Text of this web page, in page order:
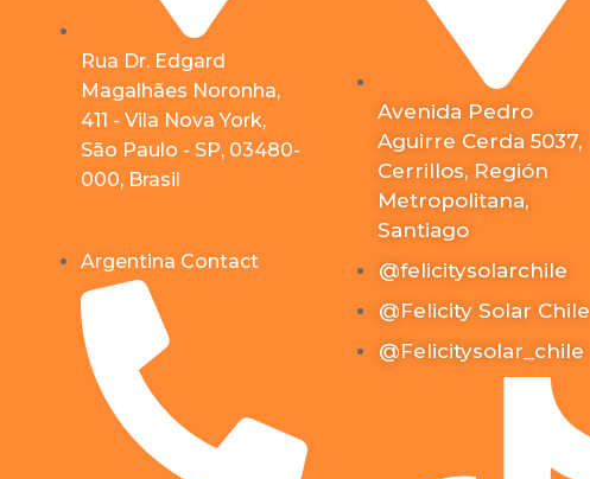
Rua Dr. Edgard
Magalhães Noronha,
411 - Vila Nova York,
São Paulo - SP, 03480-
000, Brasil
Argentina Contact
Avenida Pedro
Aguirre Cerda 5037,
Cerrillos, Región
Metropolitana,
Santiago
@felicitysolarchile
@Felicity Solar Chile
@Felicitysolar_chile